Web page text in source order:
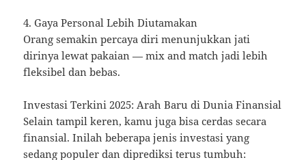
4. Gaya Personal Lebih Diutamakan
Orang semakin percaya diri menunjukkan jati
dirinya lewat pakaian — mix and match jadi lebih
fleksibel dan bebas.
Investasi Terkini 2025: Arah Baru di Dunia Finansial
Selain tampil keren, kamu juga bisa cerdas secara
finansial. Inilah beberapa jenis investasi yang
sedang populer dan diprediksi terus tumbuh: